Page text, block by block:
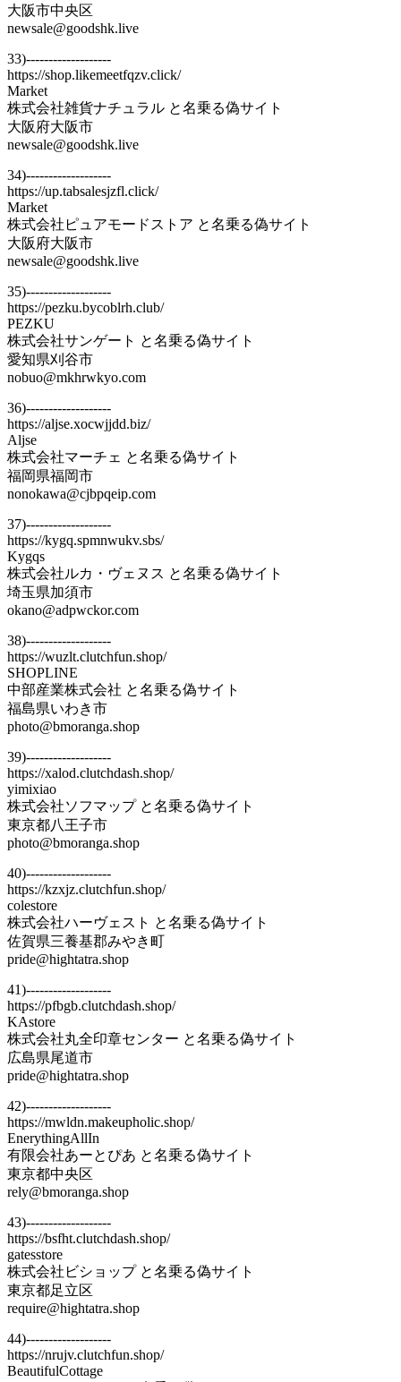
大阪市中央区
newsale@goodshk.live
33)-------------------
https://shop.likemeetfqzv.click/
Market
株式会社雑貨ナチュラル と名乗る偽サイト
大阪府大阪市
newsale@goodshk.live
34)-------------------
https://up.tabsalesjzfl.click/
Market
株式会社ピュアモードストア と名乗る偽サイト
大阪府大阪市
newsale@goodshk.live
35)-------------------
https://pezku.bycoblrh.club/
PEZKU
株式会社サンゲート と名乗る偽サイト
愛知県刈谷市
nobuo@mkhrwkyo.com
36)-------------------
https://aljse.xocwjjdd.biz/
Aljse
株式会社マーチェ と名乗る偽サイト
福岡県福岡市
nonokawa@cjbpqeip.com
37)-------------------
https://kygq.spmnwukv.sbs/
Kygqs
株式会社ルカ・ヴェヌス と名乗る偽サイト
埼玉県加須市
okano@adpwckor.com
38)-------------------
https://wuzlt.clutchfun.shop/
SHOPLINE
中部産業株式会社 と名乗る偽サイト
福島県いわき市
photo@bmoranga.shop
39)-------------------
https://xalod.clutchdash.shop/
yimixiao
株式会社ソフマップ と名乗る偽サイト
東京都八王子市
photo@bmoranga.shop
40)-------------------
https://kzxjz.clutchfun.shop/
colestore
株式会社ハーヴェスト と名乗る偽サイト
佐賀県三養基郡みやき町
pride@hightatra.shop
41)-------------------
https://pfbgb.clutchdash.shop/
KAstore
株式会社丸全印章センター と名乗る偽サイト
広島県尾道市
pride@hightatra.shop
42)-------------------
https://mwldn.makeupholic.shop/
EnerythingAllIn
有限会社あーとぴあ と名乗る偽サイト
東京都中央区
rely@bmoranga.shop
43)-------------------
https://bsfht.clutchdash.shop/
gatesstore
株式会社ビショップ と名乗る偽サイト
東京都足立区
require@hightatra.shop
44)-------------------
https://nrujv.clutchfun.shop/
BeautifulCottage